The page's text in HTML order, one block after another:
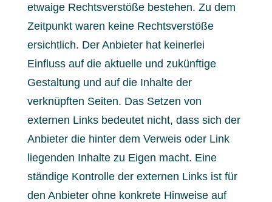
etwaige Rechtsverstöße bestehen. Zu dem
Zeitpunkt waren keine Rechtsverstöße
ersichtlich. Der Anbieter hat keinerlei
Einfluss auf die aktuelle und zukünftige
Gestaltung und auf die Inhalte der
verknüpften Seiten. Das Setzen von
externen Links bedeutet nicht, dass sich der
Anbieter die hinter dem Verweis oder Link
liegenden Inhalte zu Eigen macht. Eine
ständige Kontrolle der externen Links ist für
den Anbieter ohne konkrete Hinweise auf